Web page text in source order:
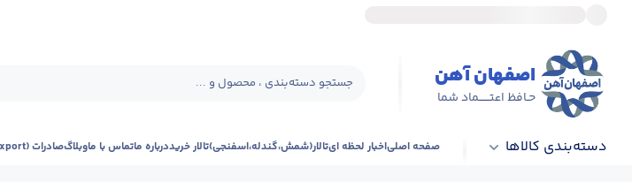
اصفهان آهن
حـافظ اعتــــــماد شما
جستجو دسته‌بندی ، محصول و ...
دسته‌بندی کالاها صفحه اصلیاخبار لحظه ایتالار(شمش،گندله،اسفنجی)تالار خریددرباره ماتماس با ماوبلاگصادرات (Export)